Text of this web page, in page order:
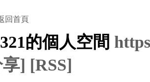
回首頁
的個人空間
] [RSS]